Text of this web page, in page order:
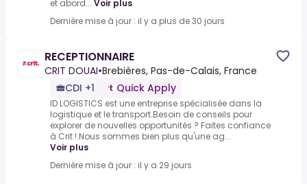
et abord... Voir plus
Dernière mise à jour : il y a plus de 30 jours
RECEPTIONNAIRE
CRIT DOUAI•Brebières, Pas-de-Calais, France
CDI +1
Quick Apply
ID LOGISTICS est une entreprise spécialisée dans la
logistique et le transport.Besoin de conseils pour
explorer de nouvelles opportunités ? Faites confiance
à Crit !.Nous sommes bien plus qu'une ag...
Voir plus
Dernière mise à jour : il y a 29 jours